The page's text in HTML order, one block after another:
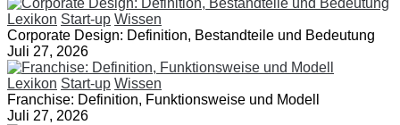
Lexikon Start-up Wissen
Corporate Design: Definition, Bestandteile und Bedeutung
Juli 27, 2026
Lexikon Start-up Wissen
Franchise: Definition, Funktionsweise und Modell
Juli 27, 2026